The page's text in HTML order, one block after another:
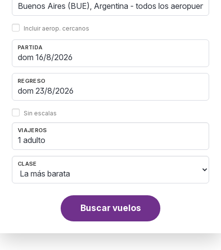
Incluir aerop. cercanos
PARTIDA
REGRESO
Sin escalas
VIAJEROS
1 adulto
CLASE
Buscar vuelos